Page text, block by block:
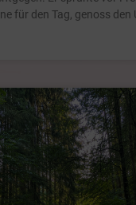
für den Tag, genoss den